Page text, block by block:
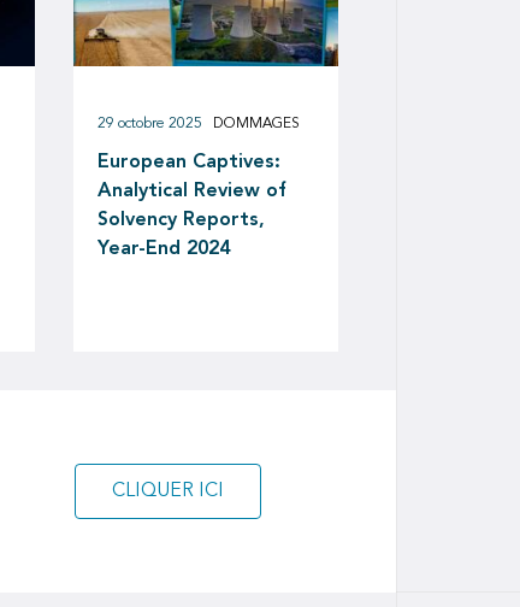
European Captives:
Analytical Review of
Solvency Reports,
Year-End 2024
29 octobre 2025 DOMMAGES
CLIQUER ICI